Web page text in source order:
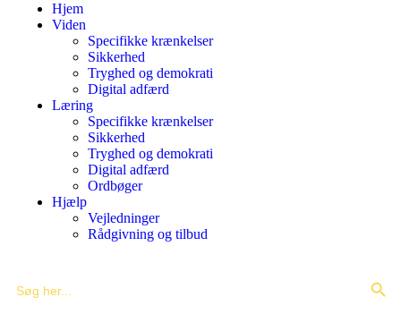
Hjem
Viden
Specifikke krænkelser
Sikkerhed
Tryghed og demokrati
Digital adfærd
Læring
Specifikke krænkelser
Sikkerhed
Tryghed og demokrati
Digital adfærd
Ordbøger
Hjælp
Vejledninger
Rådgivning og tilbud
for: